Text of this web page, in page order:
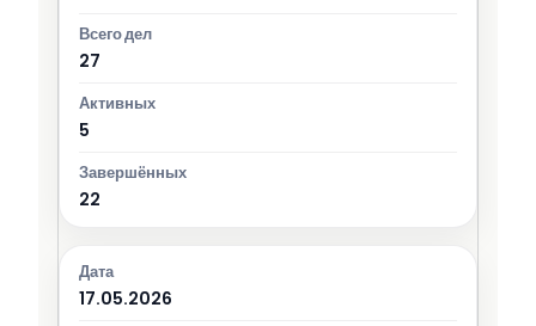
27
5
22
17.05.2026